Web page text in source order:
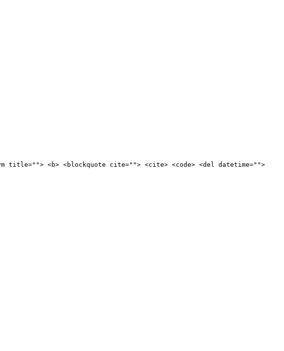
<b> <blockquote cite=""> <cite> <code> <del datetime="">